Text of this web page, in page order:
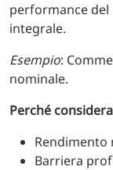
performance
integrale.
Esempio:
nominale.
Perché
Rendimento
Barriera